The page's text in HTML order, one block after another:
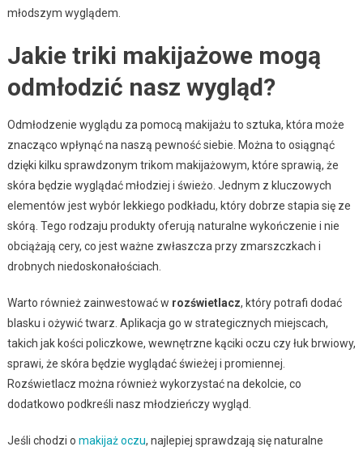
młodszym wyglądem.
Jakie triki makijażowe mogą
odmłodzić nasz wygląd?
Odmłodzenie wyglądu za pomocą makijażu to sztuka, która może
znacząco wpłynąć na naszą pewność siebie. Można to osiągnąć
dzięki kilku sprawdzonym trikom makijażowym, które sprawią, że
skóra będzie wyglądać młodziej i świeżo. Jednym z kluczowych
elementów jest wybór lekkiego podkładu, który dobrze stapia się ze
skórą. Tego rodzaju produkty oferują naturalne wykończenie i nie
obciążają cery, co jest ważne zwłaszcza przy zmarszczkach i
drobnych niedoskonałościach.
Warto również zainwestować w rozświetlacz, który potrafi dodać
blasku i ożywić twarz. Aplikacja go w strategicznych miejscach,
takich jak kości policzkowe, wewnętrzne kąciki oczu czy łuk brwiowy,
sprawi, że skóra będzie wyglądać świeżej i promiennej.
Rozświetlacz można również wykorzystać na dekolcie, co
dodatkowo podkreśli nasz młodzieńczy wygląd.
Jeśli chodzi o makijaż oczu, najlepiej sprawdzają się naturalne